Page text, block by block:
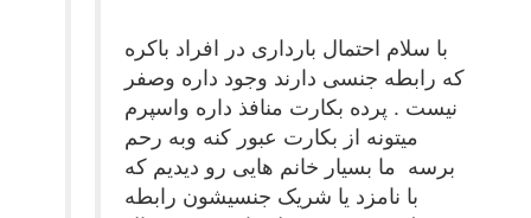
با سلام احتمال بارداری در افراد باکره
که رابطه جنسی دارند وجود داره وصفر
نیست . پرده بکارت منافذ داره واسپرم
میتونه از بکارت عبور کنه وبه رحم
برسه ما بسیار خانم هایی رو دیدیم که
با نامزد یا شریک جنسیشون رابطه